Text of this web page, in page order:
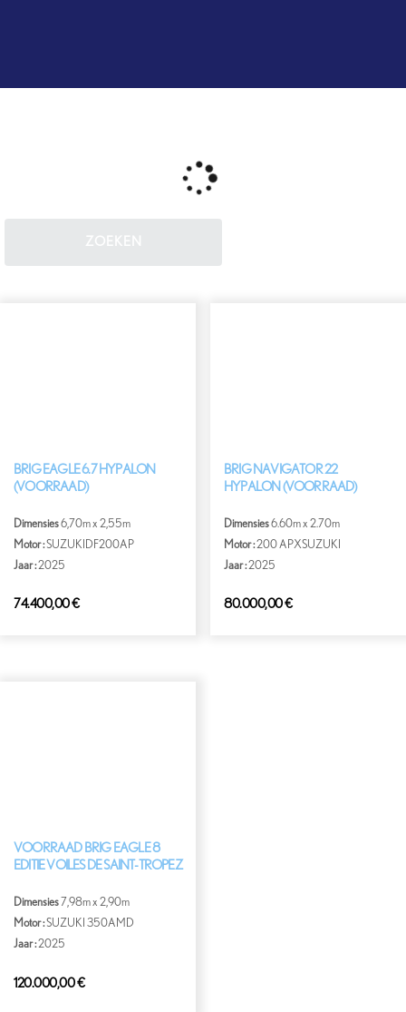
ZOEKEN
BRIG EAGLE 6.7 HYPALON
(VOORRAAD)
Dimensies6,70m x 2,55m
Motor :SUZUKIDF200AP
Jaar :2025
74.400,00€
BRIG NAVIGATOR 22
HYPALON (VOORRAAD)
Dimensies6.60m x 2.70m
Motor :200 APXSUZUKI
Jaar :2025
80.000,00€
VOORRAAD BRIG EAGLE 8
EDITIE VOILES DE SAINT-TROPEZ
Dimensies 7,98m x 2,90m
Motor :SUZUKI 350AMD
Jaar :2025
120.000,00€